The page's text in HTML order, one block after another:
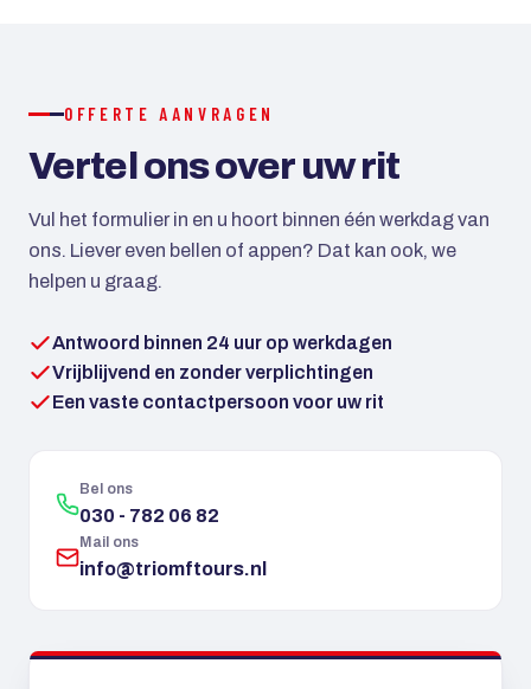
OFFERTE AANVRAGEN
Vertel ons over uw rit
Vul het formulier in en u hoort binnen één werkdag van
ons. Liever even bellen of appen? Dat kan ook, we
helpen u graag.
Antwoord binnen 24 uur op werkdagen
Vrijblijvend en zonder verplichtingen
Een vaste contactpersoon voor uw rit
Bel ons
030 - 782 06 82
Mail ons
info@triomftours.nl